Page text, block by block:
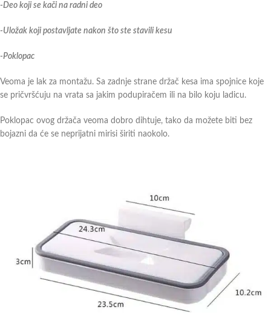
-Deo koji se kači na radni deo
-Uložak koji postavljate nakon što ste stavili kesu
-Poklopac
Veoma je lak za montažu. Sa zadnje strane držač kesa ima spojnice koje
se pričvršćuju na vrata sa jakim podupiračem ili na bilo koju ladicu.
Poklopac ovog držača veoma dobro dihtuje, tako da možete biti bez
bojazni da će se neprijatni mirisi širiti naokolo.